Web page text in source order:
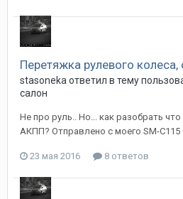
Перетяжка рулевого колеса,
stasoneka ответил в тему
салон
Не про руль.. Но... как разобрать
АКПП? Отправлено с моего SM-C115
23 мая 2016 8 ответов